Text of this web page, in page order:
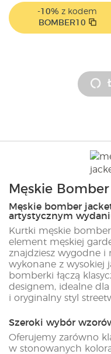
-10% z kodem
BOMBER10
Męskie
Męskie bomber
artystycznym
Kurtki męskie
element męskiej
znajdziesz wygodne
wykonane z wysokiej
bomberki łączą
designem, idealne
i oryginalny styl
Szeroki wybór
Oferujemy zarówno
w stonowanych